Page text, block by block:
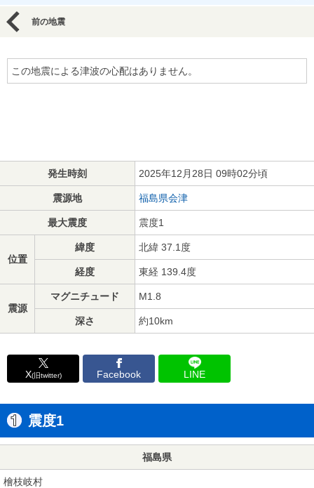
前の地震
この地震による津波の心配はありません。
発生時刻 2025年12月28日 09時02分頃
震源地 福島県会津
最大震度 震度1
位置
緯度 北緯 37.1度
経度 東経 139.4度
震源
マグニチュード M1.8
深さ 約10km
X(旧twitter) Facebook LINE
震度1
福島県
檜枝岐村